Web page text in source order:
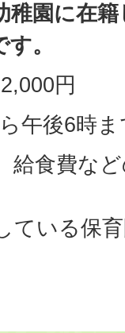
稚園に在
。
円
午後6時
給食費な
ている保